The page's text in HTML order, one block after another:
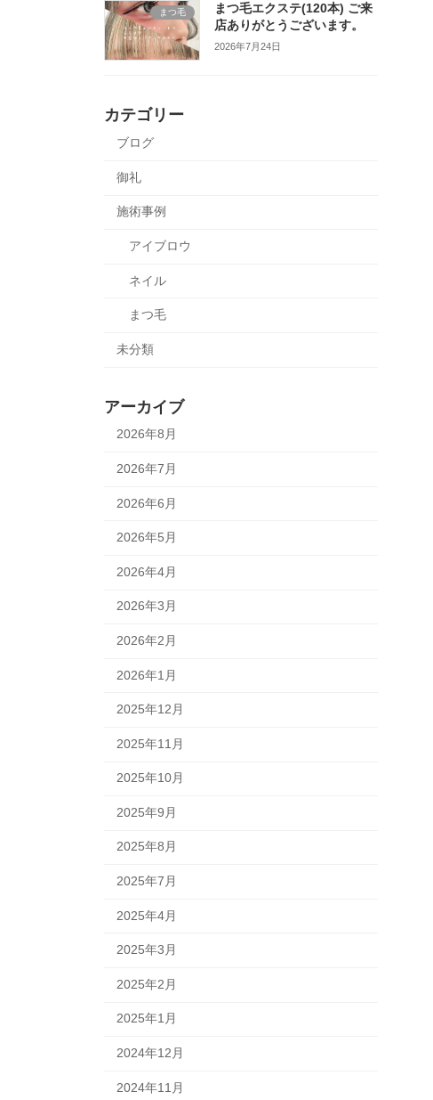
まつ毛
まつ毛エクステ(120本) ご来
店ありがとうございます。
2026年7月24日
カテゴリー
ブログ
御礼
施術事例
アイブロウ
ネイル
まつ毛
未分類
アーカイブ
2026年8月
2026年7月
2026年6月
2026年5月
2026年4月
2026年3月
2026年2月
2026年1月
2025年12月
2025年11月
2025年10月
2025年9月
2025年8月
2025年7月
2025年4月
2025年3月
2025年2月
2025年1月
2024年12月
2024年11月